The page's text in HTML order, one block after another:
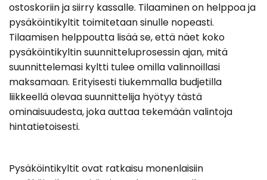
ostoskoriin ja siirry kassalle. Tilaaminen on helppoa ja
pysäköintikyltit toimitetaan sinulle nopeasti.
Tilaamisen helppoutta lisää se, että näet koko
pysäköintikyltin suunnitteluprosessin ajan, mitä
suunnittelemasi kyltti tulee omilla valinnoillasi
maksamaan. Erityisesti tiukemmalla budjetilla
liikkeellä olevaa suunnittelija hyötyy tästä
ominaisuudesta, joka auttaa tekemään valintoja
hintatietoisesti.
Pysäköintikyltit ovat ratkaisu monenlaisiin